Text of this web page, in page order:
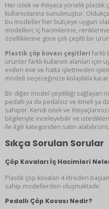
Her istek ve ihtiyaca yönelik plastik
kullanıcılarına sunulmuştur.
bu modeller her bütçeye uygun
modelleri; iç hacimlerine,
özelliklerine göre çok çeşitli bir
Plastik çöp kovası çeşitleri
ürünler farklı kullanım alanları için
evden eve ve hatta işletmeden
modeli seçeceğinize kolaylıkla
Bir diğer model çeşitliliği sağlayan
pedallı ya da pedalsız ve itmeli ya
sahiptir. Kendi istek ve
bilgileriyle inceleyebilir ve
ile ilgili kategoriden satın
Sıkça Sorulan Sorular
Çöp Kovaları İç Hacimleri
Plastik çöp kovaları 4 litreden
sahip modellerden oluşmaktadır.
Pedallı Çöp Kovası Nedir?